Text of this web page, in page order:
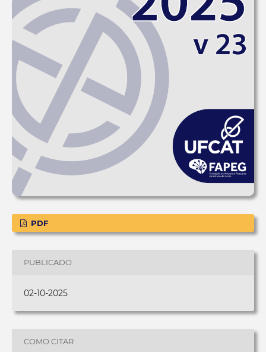
PDF
PUBLICADO
02-10-2025
COMO CITAR